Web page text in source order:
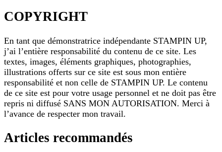
COPYRIGHT
En tant que démonstratrice indépendante STAMPIN UP,
j’ai l’entière responsabilité du contenu de ce site. Les
textes, images, éléments graphiques, photographies,
illustrations offerts sur ce site est sous mon entière
responsabilité et non celle de STAMPIN UP. Le contenu
de ce site est pour votre usage personnel et ne doit pas être
repris ni diffusé SANS MON AUTORISATION. Merci à
l’avance de respecter mon travail.
Articles recommandés